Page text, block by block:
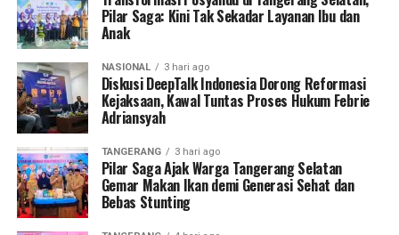
Pilar Saga: Kini Tak Sekadar Layanan Ibu dan
Anak
NASIONAL 3 hari ago
Diskusi DeepTalk Indonesia Dorong Reformasi
Kejaksaan, Kawal Tuntas Proses Hukum Febrie
Adriansyah
TANGERANG 3 hari ago
Pilar Saga Ajak Warga Tangerang Selatan
Gemar Makan Ikan demi Generasi Sehat dan
Bebas Stunting